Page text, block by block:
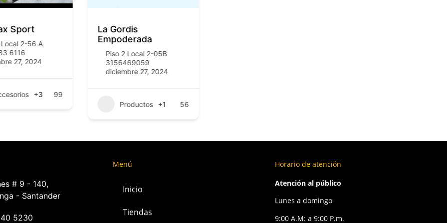
Sport
Local 2-56 A
6116
27, 2024
+3 99
La Gordis
Empoderada
Piso 2 Local 2-05B
3156469059
diciembre 27, 2024
Productos +1 56
# 9 - 140,
- Santander
5230
Menú
Inicio
Tiendas
Horario de atención
Atención al público
Lunes a domingo
9:00 A.M: a 9:00 P.m.